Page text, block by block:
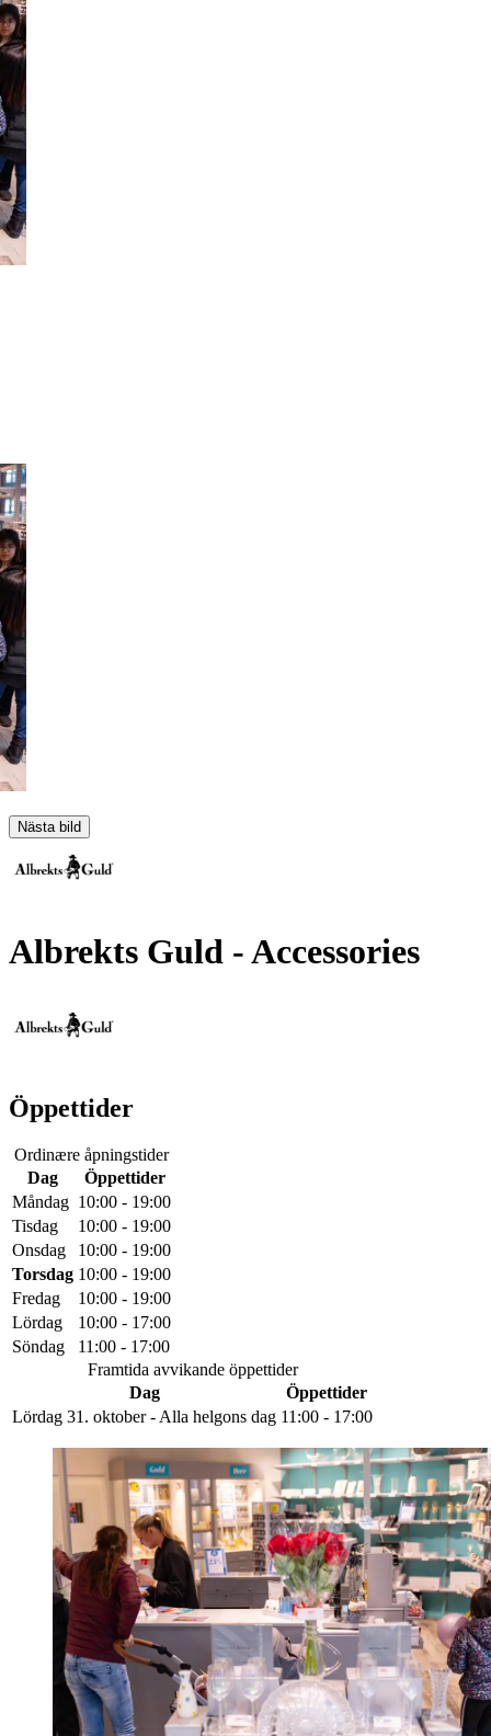
Nästa bild
Albrekts Guld - Accessories
Öppettider
Ordinære åpningstider
Dag
Öppettider
Måndag 10:00 - 19:00
Tisdag
10:00 - 19:00
Onsdag
10:00 - 19:00
Torsdag 10:00 - 19:00
Fredag
10:00 - 19:00
Lördag
10:00 - 17:00
Söndag
11:00 - 17:00
Framtida avvikande öppettider
Dag
Öppettider
Lördag 31. oktober - Alla helgons dag 11:00 - 17:00